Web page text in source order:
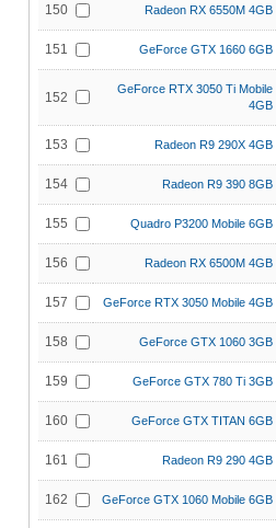
150 Radeon RX 6550M 4GB
151 GeForce GTX 1660 6GB
152
GeForce RTX 3050 Ti Mobile
4GB
153 Radeon R9 290X 4GB
154 Radeon R9 390 8GB
155 Quadro P3200 Mobile 6GB
156 Radeon RX 6500M 4GB
157 GeForce RTX 3050 Mobile 4GB
158 GeForce GTX 1060 3GB
159 GeForce GTX 780 Ti 3GB
160 GeForce GTX TITAN 6GB
161 Radeon R9 290 4GB
162 GeForce GTX 1060 Mobile 6GB